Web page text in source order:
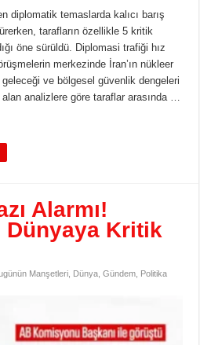
diplomatik temaslarda kalıcı barış
tarafların özellikle 5 kritik
öne sürüldü. Diplomasi trafiği hız
merkezinde İran’ın nükleer
geleceği ve bölgesel güvenlik dengeleri
alan analizlere göre taraflar arasında …
Alarmı!
Dünyaya Kritik
Manşetleri Dünya ,Gündem
Politika